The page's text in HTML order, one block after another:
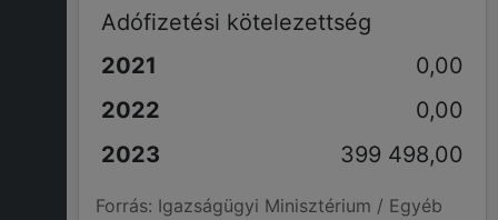
Adófizetési kötelezettség
0,00
0,00
399 498,00
Forrás: Igazságügyi Minisztérium / Egyéb